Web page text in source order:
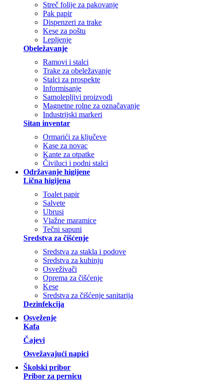
Streč folije za pakovanje
Pak papir
Dispenzeri za trake
Kese za poštu
Lepljenje
Obeležavanje
Ramovi i stalci
Trake za obeležavanje
Stalci za prospekte
Informisanje
Samolepljivi proizvodi
Magnetne rolne za označavanje
Industrijski markeri
Sitan inventar
Ormarići za ključeve
Kase za novac
Kante za otpatke
Čiviluci i podni stalci
Održavanje higijene
Lična higijena
Toalet papir
Salvete
Ubrusi
Vlažne maramice
Tečni sapuni
Sredstva za čišćenje
Sredstva za stakla i podove
Sredstva za kuhinju
Osveživači
Oprema za čišćenje
Kese
Sredstva za čišćenje sanitarija
Dezinfekcija
Osveženje
Kafa
Čajevi
Osvežavajući napici
Školski pribor
Pribor za pernicu